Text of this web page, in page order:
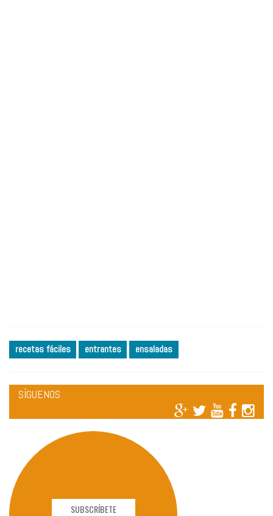
recetas fáciles entrantes ensaladas
SÍGUENOS
SUBSCRÍBETE